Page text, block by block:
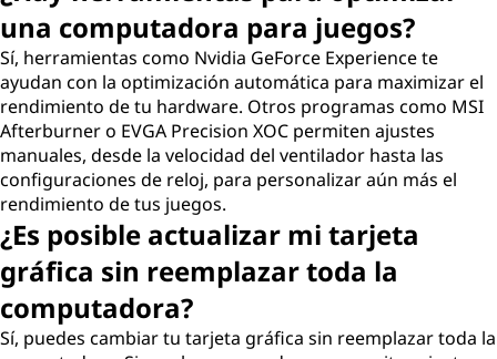
una computadora para juegos?
Sí, herramientas como Nvidia GeForce Experience te
ayudan con la optimización automática para maximizar el
rendimiento de tu hardware. Otros programas como MSI
Afterburner o EVGA Precision XOC permiten ajustes
manuales, desde la velocidad del ventilador hasta las
configuraciones de reloj, para personalizar aún más el
rendimiento de tus juegos.
¿Es posible actualizar mi tarjeta
gráfica sin reemplazar toda la
computadora?
Sí, puedes cambiar tu tarjeta gráfica sin reemplazar toda la